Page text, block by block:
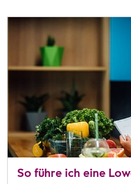
So führe ich eine